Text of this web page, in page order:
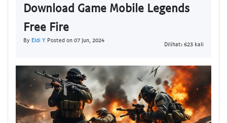
Download Game Mobile Legends
Free Fire
By Eldi Y Posted on 07 Jun, 2024
Dilihat: 623 kali